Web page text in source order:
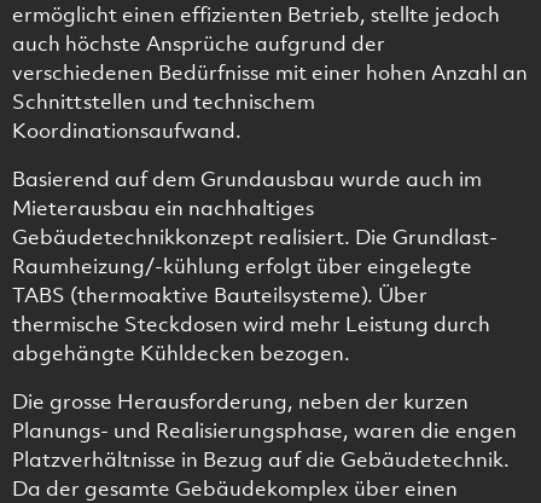
ermöglicht einen effizienten Betrieb, stellte jedoch
auch höchste Ansprüche aufgrund der
verschiedenen Bedürfnisse mit einer hohen Anzahl an
Schnittstellen und technischem
Koordinationsaufwand.
Basierend auf dem Grundausbau wurde auch im
Mieterausbau ein nachhaltiges
Gebäudetechnikkonzept realisiert. Die Grundlast-
Raumheizung/-kühlung erfolgt über eingelegte
TABS (thermoaktive Bauteilsysteme). Über
thermische Steckdosen wird mehr Leistung durch
abgehängte Kühldecken bezogen.
Die grosse Herausforderung, neben der kurzen
Planungs- und Realisierungsphase, waren die engen
Platzverhältnisse in Bezug auf die Gebäudetechnik.
Da der gesamte Gebäudekomplex über einen